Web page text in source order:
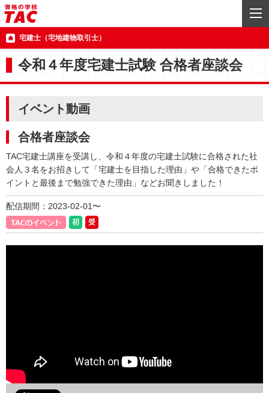
宅建士（宅地建物取引士）
令和４年度宅建士試験 合格者座談会
イベント動画
合格者座談会
TAC宅建士講座を受講し、令和４年度の宅建士試験に合格された社
会人３名をお招きして「宅建士を目指した理由」や「合格できたポ
イントと最後まで勉強できた理由」などお聞きしました！
配信期間：2023-02-01〜